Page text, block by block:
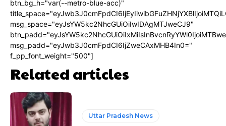
btn_bg_h="var(--metro-blue-acc)"
msg_space="eyJsYW5kc2NhcGUiOiIwIDAgMTJweCJ9"
msg_padd="eyJwb3J0cmFpdCI6IjZweCAxMHB4In0="
f_pp_font_weight="500"]
Related articles
Uttar Pradesh News